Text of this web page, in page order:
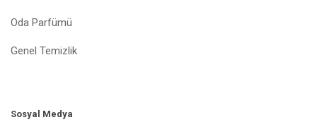
Oda Parfümü
Genel Temizlik
Sosyal Medya